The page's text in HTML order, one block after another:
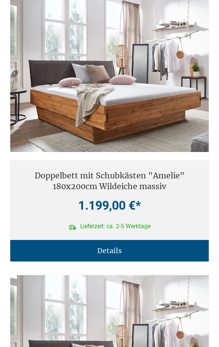
Doppelbett mit Schubkästen "Amelie"
180x200cm Wildeiche massiv
1.199,00 €*
Lieferzeit: ca. 2-5 Werktage
Details